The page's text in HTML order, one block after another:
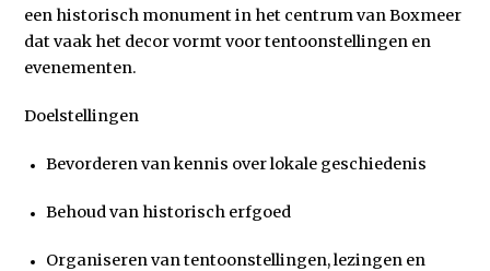
een historisch monument in het centrum van Boxmeer
dat vaak het decor vormt voor tentoonstellingen en
evenementen.
Doelstellingen
Bevorderen van kennis over lokale geschiedenis
Behoud van historisch erfgoed
Organiseren van tentoonstellingen, lezingen en